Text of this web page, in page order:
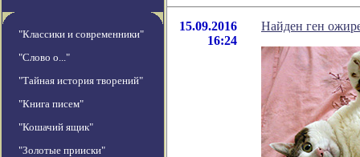
"Классики и современники"
"Слово о..."
"Тайная история творений"
"Книга писем"
"Кошачий ящик"
"Золотые прииски"
15.09.2016
16:24
Найден ген